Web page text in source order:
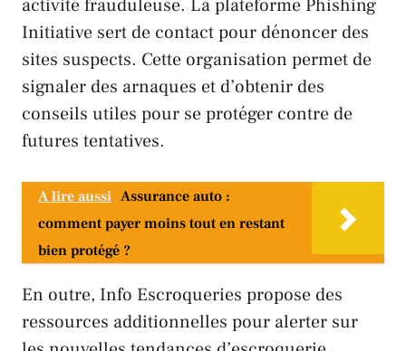
activité frauduleuse. La plateforme Phishing
Initiative sert de contact pour dénoncer des
sites suspects. Cette organisation permet de
signaler des arnaques et d’obtenir des
conseils utiles pour se protéger contre de
futures tentatives.
A lire aussi Assurance auto :
comment payer moins tout en restant
bien protégé ?
En outre, Info Escroqueries propose des
ressources additionnelles pour alerter sur